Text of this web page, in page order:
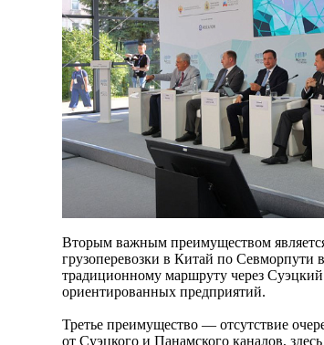
Вторым важным преимуществом
грузоперевозки в Китай по Севморпути
традиционному маршруту через
ориентированных предприятий.
Третье преимущество — отсутствие
от Суэцкого и Панамского каналов,